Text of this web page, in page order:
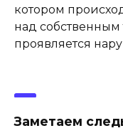
котором
над собственным
проявляется
Заметаем